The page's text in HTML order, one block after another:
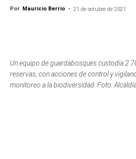
Por Mauricio Berrío - 21 de octubre de 2021
Un equipo de guardabosques custodia
reservas, con acciones de control y
monitoreo a la biodiversidad. Foto: